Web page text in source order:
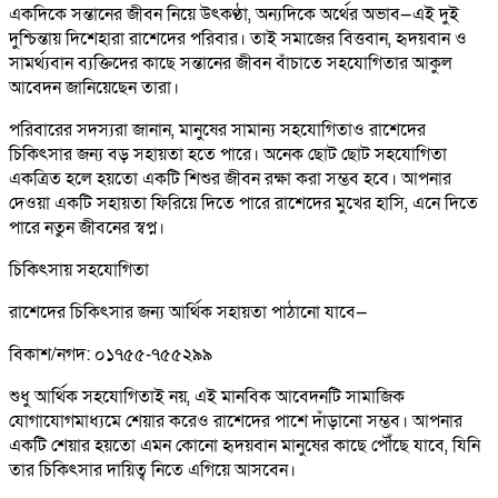
একদিকে সন্তানের জীবন নিয়ে উৎকণ্ঠা, অন্যদিকে অর্থের অভাব—এই দুই
দুশ্চিন্তায় দিশেহারা রাশেদের পরিবার। তাই সমাজের বিত্তবান, হৃদয়বান ও
সামর্থ্যবান ব্যক্তিদের কাছে সন্তানের জীবন বাঁচাতে সহযোগিতার আকুল
আবেদন জানিয়েছেন তারা।
পরিবারের সদস্যরা জানান, মানুষের সামান্য সহযোগিতাও রাশেদের
চিকিৎসার জন্য বড় সহায়তা হতে পারে। অনেক ছোট ছোট সহযোগিতা
একত্রিত হলে হয়তো একটি শিশুর জীবন রক্ষা করা সম্ভব হবে। আপনার
দেওয়া একটি সহায়তা ফিরিয়ে দিতে পারে রাশেদের মুখের হাসি, এনে দিতে
পারে নতুন জীবনের স্বপ্ন।
চিকিৎসায় সহযোগিতা
রাশেদের চিকিৎসার জন্য আর্থিক সহায়তা পাঠানো যাবে—
বিকাশ/নগদ: ০১৭৫৫-৭৫৫২৯৯
শুধু আর্থিক সহযোগিতাই নয়, এই মানবিক আবেদনটি সামাজিক
যোগাযোগমাধ্যমে শেয়ার করেও রাশেদের পাশে দাঁড়ানো সম্ভব। আপনার
একটি শেয়ার হয়তো এমন কোনো হৃদয়বান মানুষের কাছে পৌঁছে যাবে, যিনি
তার চিকিৎসার দায়িত্ব নিতে এগিয়ে আসবেন।